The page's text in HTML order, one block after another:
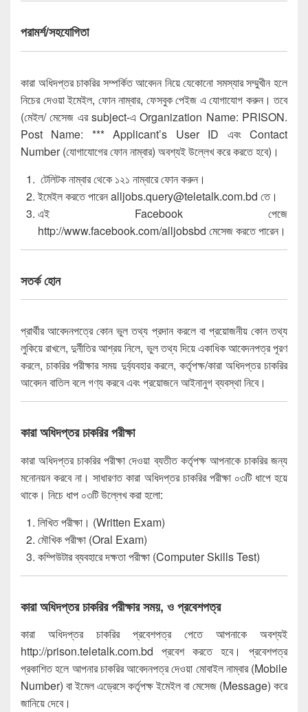
পরামর্শ/সহযোগিতা
কারা অধিদপ্তর চাকরির সম্পর্কিত আবেদন নিয়ে যেকোনো সমস্যার সম্মুখীন হলে
নিচের দেওয়া ইমেইল, ফোন নাম্বার, ফেসবুক পেইজ এ যোগাযোগ করুন। তবে
(মেইল/ মেসেজ এর subject-এ Organization Name: PRISON.
Post Name: *** Applicant’s User ID এবং Contact
Number (যোগাযোগের ফোন নাম্বার) অবশ্যই উল্লেখ করে করতে হবে)।
টেলিটক নাম্বার থেকে ১২১ নাম্বারে ফোন করুন।
ইমেইল করতে পারেন alljobs.query@teletalk.com.bd তে।
এই Facebook পেজে
http://www.facebook.com/alljobsbd মেসেজ করতে পারেন।
সতর্ক হোন
প্রার্থীর আবেদনপত্রে কোন ভুল তথ্য প্রদান করলে বা প্রয়োজনীয় কোন তথ্য
লুকিয়ে রাখলে, দুর্নীতির আশ্রয় নিলে, ভুল তথ্য দিয়ে একাধিক আবেদনপত্র পূরণ
করলে, চাকরির পরীক্ষার সময় দুর্ব্যবহার করলে, কর্তৃপক্ষ/কারা অধিদপ্তর চাকরির
আবেদন বাতিল বলে গণ্য করবে এবং প্রয়োজনে আইনানুগ ব্যবস্থা নিবে।
কারা অধিদপ্তর চাকরির পরীক্ষা
কারা অধিদপ্তর চাকরির পরীক্ষা দেওয়া ব্যতীত কর্তৃপক্ষ আপনাকে চাকরির জন্য
মনোনয়ন করবে না। সাধারণত কারা অধিদপ্তর চাকরির পরীক্ষা ০৩টি ধাপে হয়ে
থাকে। নিচে ধাপ ০৩টি উল্লেখ করা হলো:
লিখিত পরীক্ষা। (Written Exam)
মৌখিক পরীক্ষা (Oral Exam)
কম্পিউটার ব্যবহারে দক্ষতা পরীক্ষা (Computer Skills Test)
কারা অধিদপ্তর চাকরির পরীক্ষার সময়, ও প্রবেশপত্র
কারা অধিদপ্তর চাকরির প্রবেশপত্র পেতে আপনাকে অবশ্যই
http://prison.teletalk.com.bd প্রবেশ করতে হবে। প্রবেশপত্র
প্রকাশিত হলে আপনার চাকরির আবেদনপত্র দেওয়া মোবাইল নাম্বার (Mobile
Number) বা ইমেল এড্রেসে কর্তৃপক্ষ ইমেইল বা মেসেজ (Message) করে
জানিয়ে দেবে।